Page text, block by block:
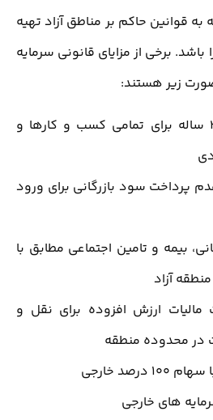
به قوانین حاکم بر مناطق آزاد تهیه
برخی از مزایای قانونی سرمایه
زیر هستند:
معافیت مالیاتی 20 ساله برای تمامی کسب و کارها و
پرداخت سود بازرگانی برای ورود
بیمه و تامین اجتماعی مطابق با
آزاد
مالیات ارزش افزوده برای نقل و
در محدوده منطقه
خارجی
های خارجی